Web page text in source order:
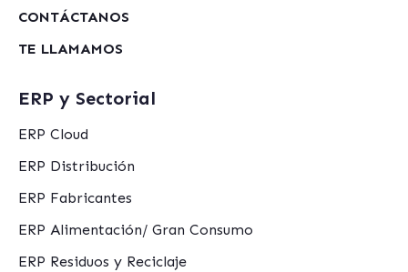
CONTÁCTANOS
TE LLAMAMOS
ERP y Sectorial
ERP Cloud
ERP Distribución
ERP Fabricantes
ERP Alimentación/ Gran Consumo
ERP Residuos y Reciclaje